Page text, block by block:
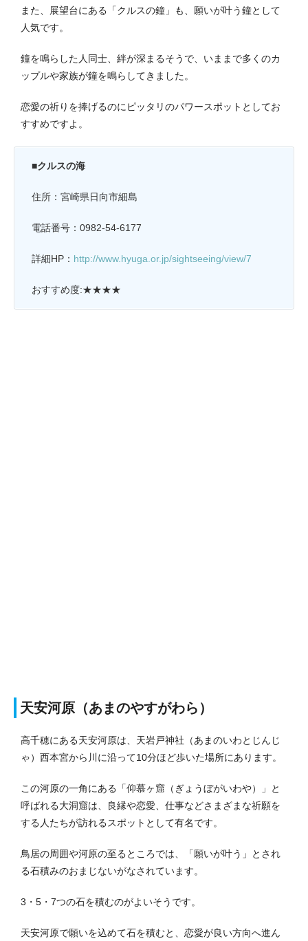
また、展望台にある「クルスの鐘」も、願いが叶う鐘として
人気です。
鐘を鳴らした人同士、絆が深まるそうで、いままで多くのカ
ップルや家族が鐘を鳴らしてきました。
恋愛の祈りを捧げるのにピッタリのパワースポットとしてお
すすめですよ。
■クルスの海
住所：宮崎県日向市細島
電話番号： 0982-54-6177
詳細HP： http://www.hyuga.or.jp/sightseeing/view/7
おすすめ度:★★★★
天安河原（あまのやすがわら）
高千穂にある天安河原は、天岩戸神社（あまのいわとじんじ
ゃ）西本宮から川に沿って10分ほど歩いた場所にあります。
この河原の一角にある「仰慕ヶ窟（ぎょうぼがいわや）
」と
呼ばれる大洞窟は、良縁や恋愛、仕事などさまざまな祈願を
する人たちが訪れるスポットとして有名です。
鳥居の周囲や河原の至るところでは、「願いが叶う」とされ
る石積みのおまじないがなされています。
3・5・7つの石を積むのがよいそうです。
天安河原で願いを込めて石を積むと、恋愛が良い方向へ進ん